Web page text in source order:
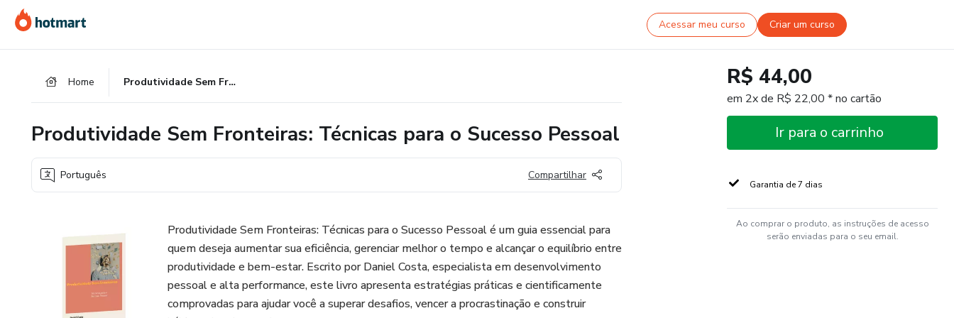
para
o
para
o
para
o
Acessar meu curso Criar um curso
Home Produtividade Sem Fronteiras: Técnicas para o Sucesso Pessoal
Produtividade Sem Fronteiras: Técnicas para o Sucesso Pessoal
Português Compartilhar
Produtividade Sem Fronteiras: Técnicas para o Sucesso Pessoal é um guia essencial para
quem deseja aumentar sua eficiência, gerenciar melhor o tempo e alcançar o equilíbrio entre
produtividade e bem-estar. Escrito por Daniel Costa, especialista em desenvolvimento
pessoal e alta performance, este livro apresenta estratégias práticas e cientificamente
comprovadas para ajudar você a superar desafios, vencer a procrastinação e construir
R$ 44,00
em 2x de R$ 22,00 * no cartão
Ir para o carrinho
Garantia de 7 dias
Ao comprar o produto, as instruções de acesso
serão enviadas para o seu email.